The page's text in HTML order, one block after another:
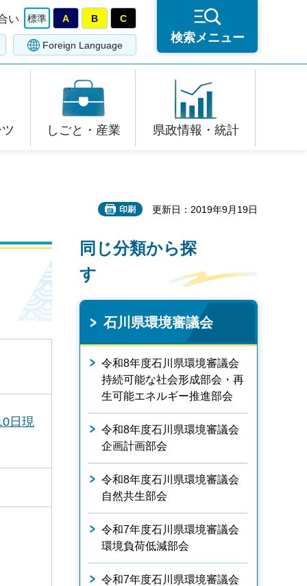
い 標準 A B C
Foreign Language
検索メニュー
しごと・産業 県政情報・統計
印刷 更新日：2019年9月19日
日現
同じ分類から探
す
石川県環境審議会
令和8年度石川県環境審議会
持続可能な社会形成部会・再
生可能エネルギー推進部会
令和8年度石川県環境審議会
企画計画部会
令和8年度石川県環境審議会
自然共生部会
令和7年度石川県環境審議会
環境負荷低減部会
令和7年度石川県環境審議会